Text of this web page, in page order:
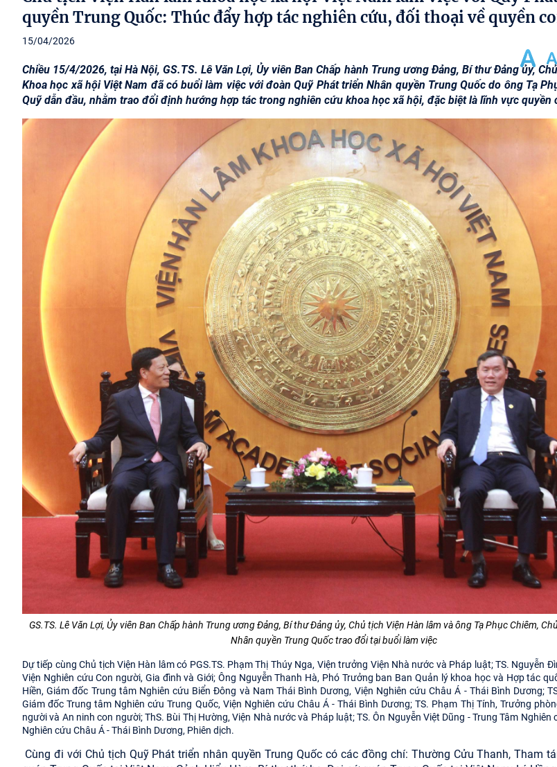
quyền Trung Quốc: Thúc đẩy hợp tác nghiên cứu, đối thoại về quyền
15/04/2026
Chiều 15/4/2026, tại Hà Nội, GS.TS. Lê Văn Lợi, Ủy viên Ban Chấp hành Trung ương Đảng, Bí thư Đảng ủy,
Khoa học xã hội Việt Nam đã có buổi làm việc với đoàn Quỹ Phát triển Nhân quyền Trung Quốc do ông Tạ
Quỹ dẫn đầu, nhằm trao đổi định hướng hợp tác trong nghiên cứu khoa học xã hội, đặc biệt là lĩnh vực quyền
GS.TS. Lê Văn Lợi, Ủy viên Ban Chấp hành Trung ương Đảng, Bí thư Đảng ủy, Chủ tịch Viện Hàn lâm và ông Tạ Phục Chiêm,
Nhân quyền Trung Quốc trao đổi tại buổi làm việc
Dự tiếp cùng Chủ tịch Viện Hàn lâm có PGS.TS. Phạm Thị Thúy Nga, Viện trưởng Viện Nhà nước và Pháp luật; TS. Nguyễn
Viện Nghiên cứu Con người, Gia đình và Giới; Ông Nguyễn Thanh Hà, Phó Trưởng ban Ban Quản lý khoa học và Hợp tác
Hiền, Giám đốc Trung tâm Nghiên cứu Biển Đông và Nam Thái Bình Dương, Viện Nghiên cứu Châu Á - Thái Bình Dương;
Giám đốc Trung tâm Nghiên cứu Trung Quốc, Viện Nghiên cứu Châu Á - Thái Bình Dương; TS. Phạm Thị Tính, Trưởng
người và An ninh con người; ThS. Bùi Thị Hường, Viện Nhà nước và Pháp luật; TS. Ôn Nguyễn Việt Dũng - Trung Tâm Nghiên
Nghiên cứu Châu Á - Thái Bình Dương, Phiên dịch.
Cùng đi với Chủ tịch Quỹ Phát triển nhân quyền Trung Quốc có các đồng chí: Thường Cửu Thanh, Tham